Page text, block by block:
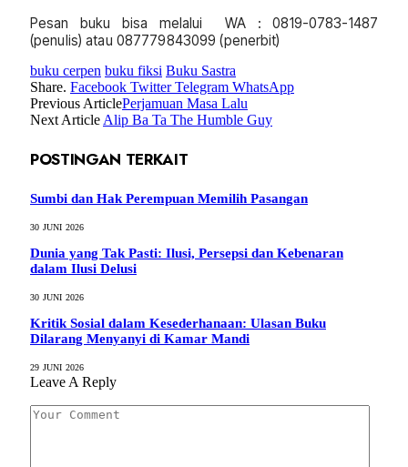
Pesan buku bisa melalui WA : 0819-0783-1487
(penulis) atau 087779843099 (penerbit)
buku cerpen buku fiksi Buku Sastra
Share. Facebook Twitter Telegram WhatsApp
Previous ArticlePerjamuan Masa Lalu
Next Article Alip Ba Ta The Humble Guy
POSTINGAN TERKAIT
Sumbi dan Hak Perempuan Memilih Pasangan
30 JUNI 2026
Dunia yang Tak Pasti: Ilusi, Persepsi dan Kebenaran
dalam Ilusi Delusi
30 JUNI 2026
Kritik Sosial dalam Kesederhanaan: Ulasan Buku
Dilarang Menyanyi di Kamar Mandi
29 JUNI 2026
Leave A Reply